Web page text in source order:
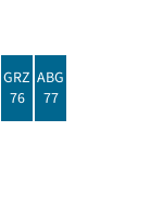
GRZ
76
ABG
77